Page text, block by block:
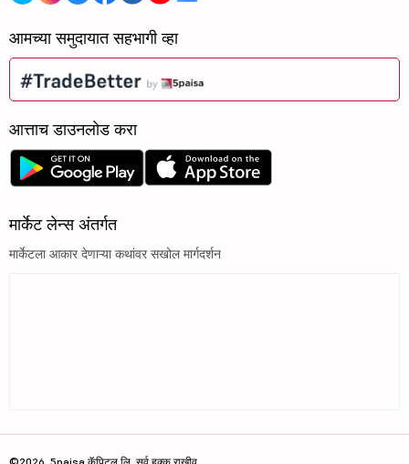
आमच्या समुदायात सहभागी व्हा
आत्ताच डाउनलोड करा
मार्केट लेन्स अंतर्गत
मार्केटला आकार देणाऱ्या कथांवर सखोल मार्गदर्शन